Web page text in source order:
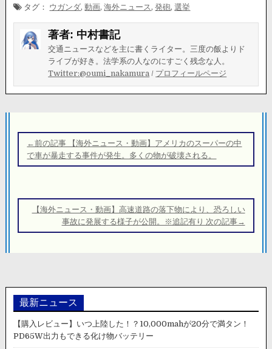
タグ： ウガンダ,動画,海外ニュース ,発砲,選挙
著者: 中村書記
交通ニュースなどを主に書くライター。三度の飯よりド
ライブが好き。法学系の人なのにすごく残念な人。
Twitter:@oumi_nakamura / プロフィールページ
稿
ナ
ー
←前の記事 【海外ニュース・動画】アメリカのスーパーの中
で車が暴走する事件が発生。多くの物が破壊される。
【海外ニュース・動画】高速道路の落下物により、恐ろしい
事故に発展する様子が公開。※追記有り 次の記事→
最新ニュース
【購入レビュー】いつ上陸した！？10,000mahが20分で満タン！
PD65W出力もできる化け物バッテリー